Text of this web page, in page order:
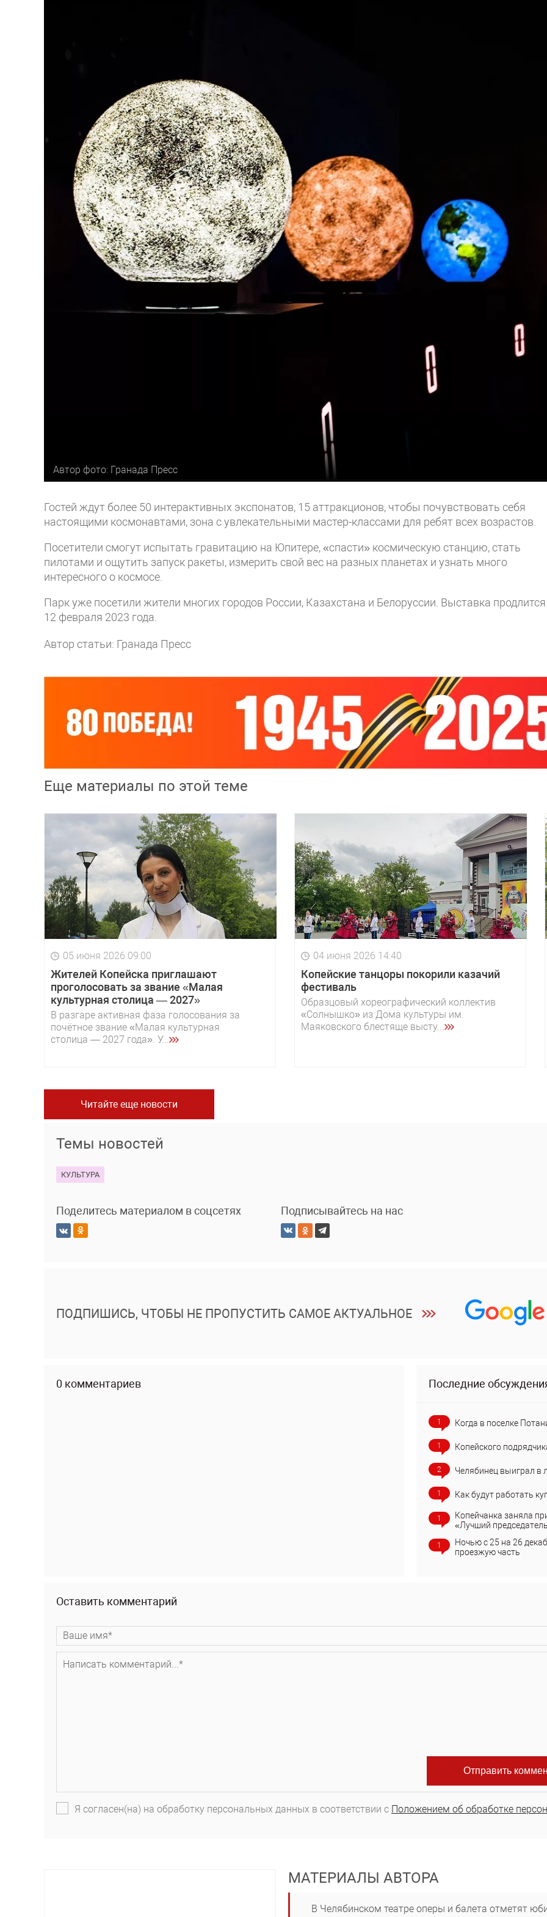
Автор фото: Гранада Пресс
Гостей ждут более 50 интерактивных экспонатов, 15 аттракционов, чтобы почувствовать себя
настоящими космонавтами, зона с увлекательными мастер-классами для ребят всех возрастов.
Посетители смогут испытать гравитацию на Юпитере, «спасти» космическую станцию, стать
пилотами и ощутить запуск ракеты, измерить свой вес на разных планетах и узнать много
интересного о космосе.
Парк уже посетили жители многих городов России, Казахстана и Белоруссии. Выставка
12 февраля 2023 года.
Автор статьи: Гранада Пресс
Еще материалы по этой теме
05 июня 2026 09:00
Жителей Копейска приглашают
проголосовать за звание «Малая
культурная столица — 2027»
В разгаре активная фаза голосования за
почётное звание «Малая культурная
столица — 2027 года». У...
04 июня 2026 14:40
Копейские танцоры покорили казачий
фестиваль
Образцовый хореографический коллектив
«Солнышко» из Дома культуры им.
Маяковского блестяще высту...
Читайте еще новости
Темы новостей
КУЛЬТУРА
Поделитесь материалом в соцсетях Подписывайтесь на нас
ПОДПИШИСЬ, ЧТОБЫ НЕ ПРОПУСТИТЬ САМОЕ АКТУАЛЬНОЕ
0 комментариев Последние
1 Когда в поселке
1 Копейского
2 Челябинец выиграл в
1 Как будут работать
1
Копейчанка заняла
«Лучший
1
Ночью с 25 на 26
проезжую часть
Оставить комментарий
Я согласен(на) на обработку персональных данных в соответствии с Положением об обработке
МАТЕРИАЛЫ АВТОРА
В Челябинском театре оперы и балета отметят